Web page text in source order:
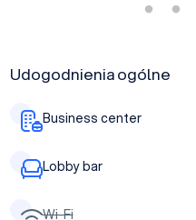
Udogodnienia ogólne
Business center
Lobby bar
Wi-Fi